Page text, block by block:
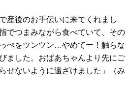
産後のお手伝いに来てくれまし
でつまみながら食べていて、その
ぺをツンツン…やめてー！触らな
ました。おばあちゃんより先にご
せないように遠ざけました」（み